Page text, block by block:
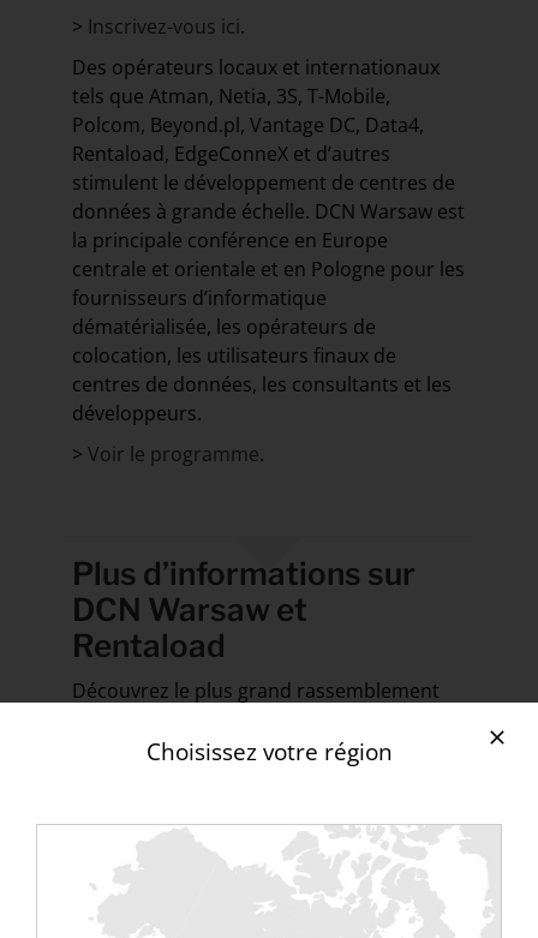
> Inscrivez-vous ici.
Des opérateurs locaux et internationaux
tels que Atman, Netia, 3S, T-Mobile,
Polcom, Beyond.pl, Vantage DC, Data4,
Rentaload, EdgeConneX et d’autres
stimulent le développement de centres de
données à grande échelle. DCN Warsaw est
la principale conférence en Europe
centrale et orientale et en Pologne pour les
fournisseurs d’informatique
dématérialisée, les opérateurs de
colocation, les utilisateurs finaux de
centres de données, les consultants et les
développeurs.
> Voir le programme.
Plus d’informations sur
DCN Warsaw et
Rentaload
Découvrez le plus grand rassemblement
et d’utilisateurs finaux. Data Center Nation
de notre communauté vers un avenir plus
prospère et plus durable. Obtenez votre
billet pour l’événement qui propulse
l’économie numérique polonaise et
Choisissez votre région